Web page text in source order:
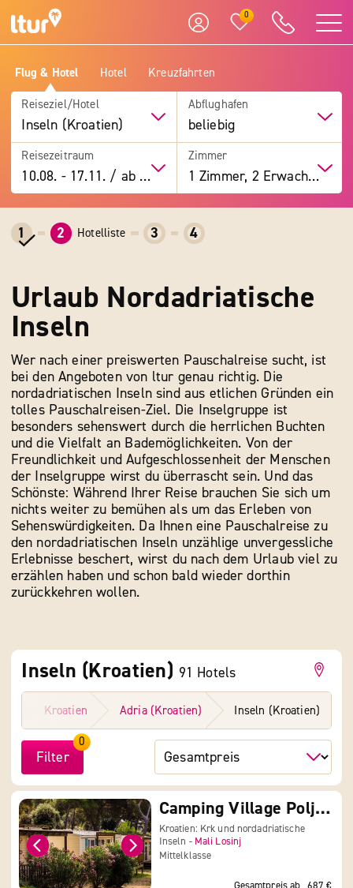
0
Flug & Hotel Hotel Kreuzfahrten
Reiseziel/Hotel
Inseln (Kroatien)
Abflughafen
beliebig
Reisezeitraum
10.08. -17.11. / ab 7 Tage
Zimmer
1 Zimmer, 2 Erwachsene
1 2 Hotelliste 3 4
Urlaub Nordadriatische
Inseln
Wer nach einer preiswerten Pauschalreise sucht, ist
bei den Angeboten von ltur genau richtig. Die
nordadriatischen Inseln sind aus etlichen Gründen ein
tolles Pauschalreisen-Ziel. Die Inselgruppe ist
besonders sehenswert durch die herrlichen Buchten
und die Vielfalt an Bademöglichkeiten. Von der
Freundlichkeit und Aufgeschlossenheit der Menschen
der Inselgruppe wirst du überrascht sein. Und das
Schönste: Während Ihrer Reise brauchen Sie sich um
nichts weiter zu bemühen als um das Erleben von
Sehenswürdigkeiten. Da Ihnen eine Pauschalreise zu
den nordadriatischen Inseln unzählige unvergessliche
Erlebnisse beschert, wirst du nach dem Urlaub viel zu
erzählen haben und schon bald wieder dorthin
zurückkehren wollen.
Inseln (Kroatien) 91 Hotels
Kroatien Adria (Kroatien) Inseln (Kroatien)
Filter
0
Camping Village Poljana
Kroatien: Krk und nordadriatische
Inseln - Mali Losinj
Mittelklasse
Gesamtpreis ab 687 €